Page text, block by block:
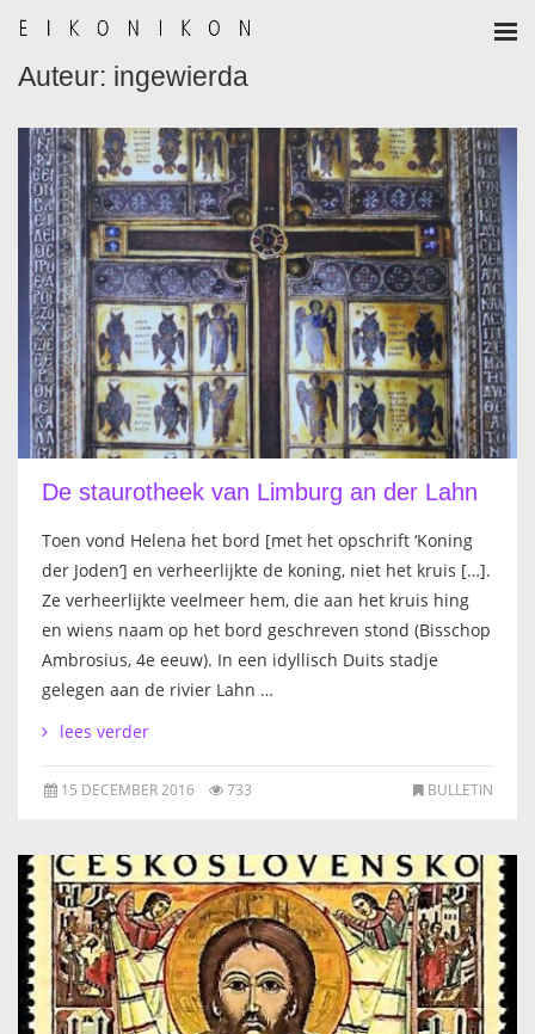
HOME
AANMELDEN
BULLETIN
BULLETIN ARCHIEF
AUTEURSREGLEMENT
AUTEURSREGISTER
ALGEMEEN
IKOON GESCHIEDENIS
OVER DE STICHTING
LINKS
SCHILDERCURSUSSEN
MATERIALEN
DOEN OF LATEN
Auteur: ingewierda
De staurotheek van Limburg an der Lahn
Toen vond Helena het bord [met het opschrift ‘Koning
der Joden’] en verheerlijkte de koning, niet het kruis […].
Ze verheerlijkte veelmeer hem, die aan het kruis hing
en wiens naam op het bord geschreven stond (Bisschop
Ambrosius, 4e eeuw). In een idyllisch Duits stadje
gelegen aan de rivier Lahn …
lees verder
BULLETIN
15 DECEMBER 2016 733